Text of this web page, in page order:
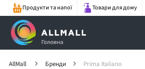
Продукти та напої Товари для дому
AllMall Бренди Prima Italiano